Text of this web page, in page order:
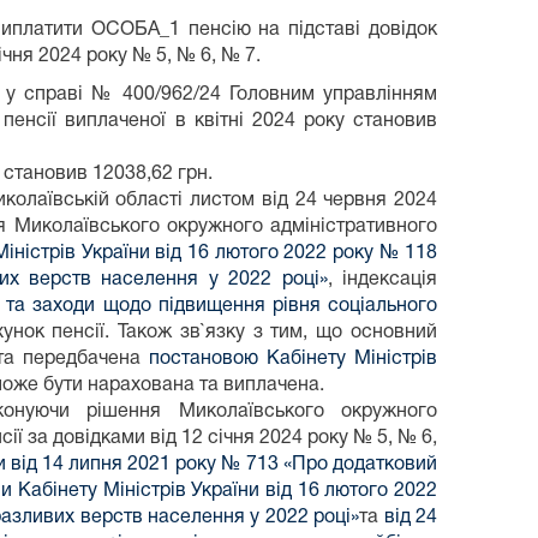
ОСОБА_1 пенсію на підставі довідок
2024 року № 5, № 6, № 7.
у справі № 400/962/24 Головним управлінням
виплаченої в квітні 2024 року становив
12038,62 грн.
області листом від 24 червня 2024
окружного адміністративного
України від 16 лютого 2022 року № 118
верств населення у 2022 році», індексація
заходи щодо підвищення рівня соціального
пенсії. Також зв`язку з тим, що основний
передбачена постановою Кабінету Міністрів
бути нарахована та виплачена.
рішення Миколаївського окружного
за довідками від 12 січня 2024 року № 5, № 6,
від 14 липня 2021 року № 713 «Про додатковий
Кабінету Міністрів України від 16 лютого 2022
верств населення у 2022 році»та від 24